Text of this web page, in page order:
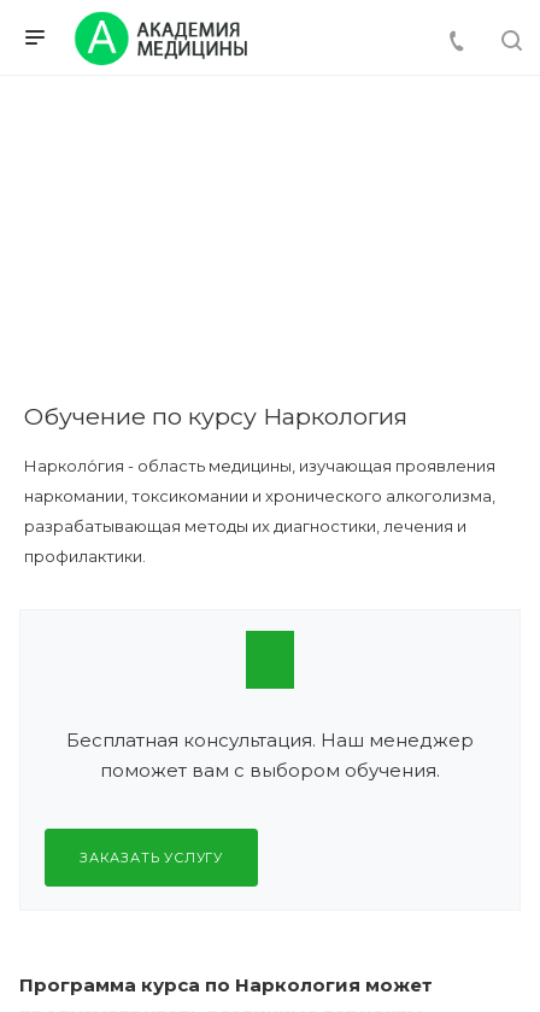
Обучение по курсу Наркология
Нарколо́гия - область медицины, изучающая проявления
наркомании, токсикомании и хронического алкоголизма,
разрабатывающая методы их диагностики, лечения и
профилактики.
Бесплатная консультация. Наш менеджер
поможет вам с выбором обучения.
ЗАКАЗАТЬ УСЛУГУ
Программа курса по Наркология может